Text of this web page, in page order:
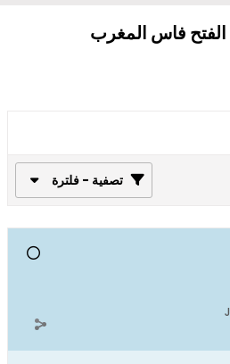
فاس المغرب
تصفية - فلترة